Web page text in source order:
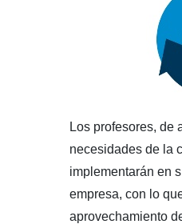
Los profesores, de
necesidades de la
implementarán en
empresa, con lo
aprovechamiento